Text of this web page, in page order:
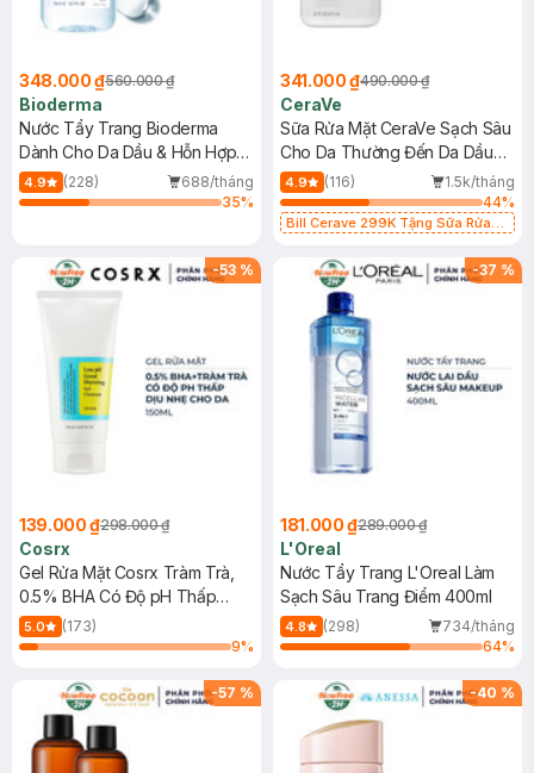
348.000 ₫560.000 ₫
Bioderma
Nước Tẩy Trang Bioderma
Dành Cho Da Dầu & Hỗn Hợp
500ml
4.9 (228)
688/tháng
35%
341.000 ₫490.000 ₫
CeraVe
Sữa Rửa Mặt CeraVe Sạch Sâu
Cho Da Thường Đến Da Dầu
473ml
4.9 (116)
1.5k/tháng
44%
Bill Cerave 299K Tặng Sữa Rửa
-53 %
139.000 ₫298.000 ₫
Cosrx
Gel Rửa Mặt Cosrx Tràm Trà,
0.5% BHA Có Độ pH Thấp
150ml
5.0
(173)
9%
-37 %
181.000 ₫289.000 ₫
L'Oreal
Nước Tẩy Trang L'Oreal Làm
Sạch Sâu Trang Điểm 400ml
4.8 (298)
734/tháng
64%
-57 % -40 %